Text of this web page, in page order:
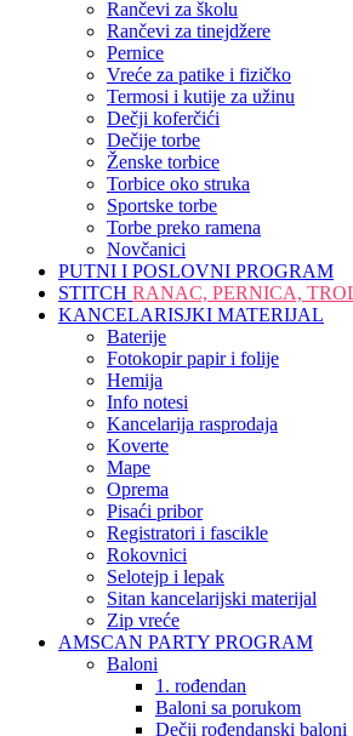
Rančevi za školu
Rančevi za tinejdžere
Pernice
Vreće za patike i fizičko
Termosi i kutije za užinu
Dečji koferčići
Dečije torbe
Ženske torbice
Torbice oko struka
Sportske torbe
Torbe preko ramena
Novčanici
PUTNI I POSLOVNI PROGRAM
STITCH RANAC, PERNICA,
KANCELARISJKI MATERIJAL
Baterije
Fotokopir papir i folije
Hemija
Info notesi
Kancelarija rasprodaja
Koverte
Mape
Oprema
Pisaći pribor
Registratori i fascikle
Rokovnici
Selotejp i lepak
Sitan kancelarijski materijal
Zip vreće
AMSCAN PARTY PROGRAM
Baloni
1. rođendan
Baloni sa porukom
Dečji rođendanski baloni